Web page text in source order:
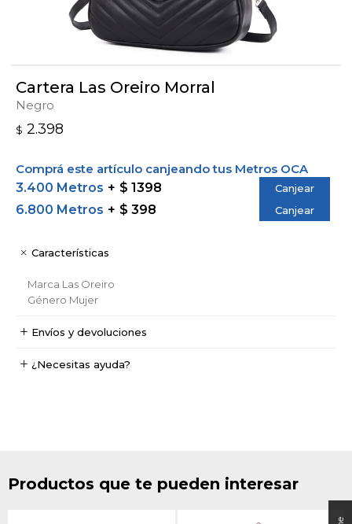
Cartera Las Oreiro Morral
Negro
$ 2.398
Comprá este artículo canjeando tus Metros OCA
3.400 Metros
$ 1398 Canjear
6.800 Metros $ 398 Canjear
Características
Marca Las Oreiro
Género Mujer
Envíos y devoluciones
¿Necesitas ayuda?
Productos que te pueden interesar